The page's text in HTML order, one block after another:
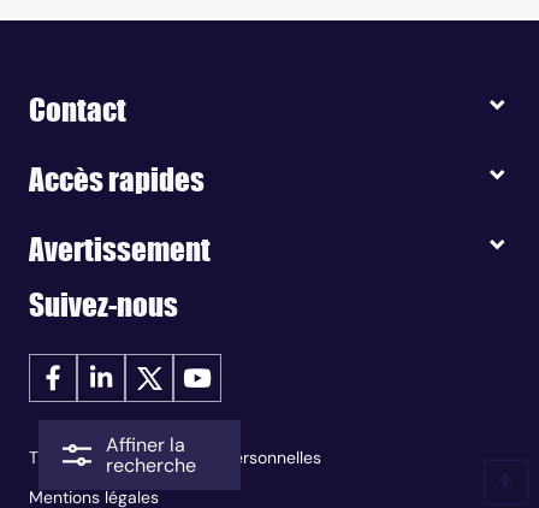
Affiner la
recherche
Contact
Accès rapides
Avertissement
Suivez-nous
Traitement des données personnelles
Mentions légales